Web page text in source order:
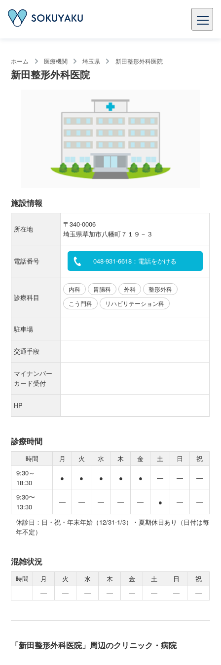
ホーム 医療機関 埼玉県 新田整形外科医院
新田整形外科医院
施設情報
所在地
〒340-0006
埼玉県草加市八幡町７１９－３
電話番号 048-931-6618：電話をかける
診療科目
内科 胃腸科 外科
整形外科
こう門科
リハビリテーション科
駐車場
交通手段
マイナンバー
カード受付
HP
診療時間
時間 月 火 水 木 金 土 日
祝
9:30～
18:30
● ● ● ● ● ― ― ―
9:30〜
13:30
― ― ― ― ― ● ― ―
休診日：日・祝・年末年始（12/31-1/3）・夏期休日あり（日付は毎
年不定）
混雑状況
時間 月 火 水 木 金 土 日
祝
―
― ― ― ― ― ― ―
「新田整形外科医院」周辺のクリニック・病院